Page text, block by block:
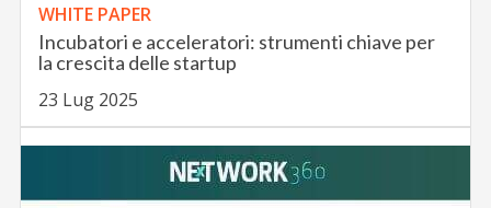
WHITE PAPER
Incubatori e acceleratori: strumenti chiave per
la crescita delle startup
23 Lug 2025